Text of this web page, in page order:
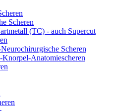
Scheren
(TC) - auch Supercut
Scheren
Anatomiescheren